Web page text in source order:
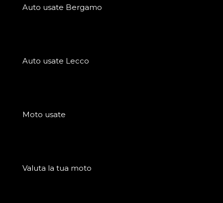
Auto usate Bergamo
Auto usate Lecco
Moto usate
Valuta la tua moto